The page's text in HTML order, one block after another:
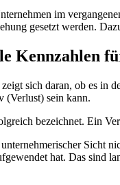
im
gesetzt werden.
Kennzahlen
sich daran, ob es
(Verlust) sein kann.
bezeichnet. Ein
Sicht
hat. Das sind